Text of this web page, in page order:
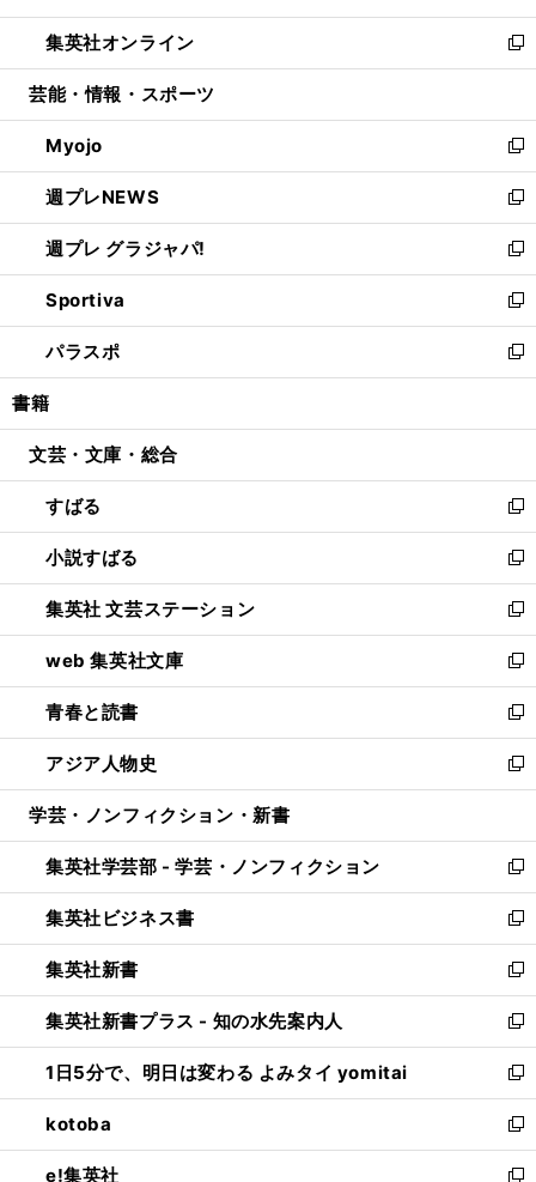
開
く
ウ
で
開
ン
ド
ウ
開
く
ウ
ィ
ン
ウ
で
開
く
し
い
ウ
ン
ド
ウ
で
開
く
集英社オンライン
新
し
ウ
ィ
ン
ド
ウ
で
開
く
芸能・情報・スポーツ
Myojo
新
し
い
ウ
ィ
ン
ド
ウ
で
開
週プレNEWS
新
し
い
ウ
ィ
ン
ド
ウ
開
週プレ グラジャパ!
新
し
い
ウ
ィ
ン
ウ
開
く
Sportiva
新
し
い
ウ
ン
ウ
で
開
く
パラスポ
新
し
ウ
ン
ド
ウ
で
開
く
書籍
文芸・文庫・総合
すばる
新
し
い
ウ
ィ
ン
ド
ウ
で
開
く
小説すばる
新
し
い
ウ
ィ
ン
ド
ウ
で
開
集英社 文芸ステーション
新
し
い
ウ
ィ
ン
ド
ウ
開
く
web 集英社文庫
新
し
い
ウ
ィ
ン
ウ
で
開
く
青春と読書
新
し
い
ウ
ン
ド
ウ
で
開
く
アジア人物史
新
し
ウ
ィ
ン
ド
ウ
で
開
く
学芸・ノンフィクション・新書
集英社学芸部 - 学芸・ノンフィクション
新
し
い
ウ
ィ
ン
ド
ウ
で
開
く
集英社ビジネス書
新
し
い
ウ
ィ
ン
ド
ウ
で
開
く
集英社新書
新
し
い
ウ
ィ
ン
ド
ウ
で
集英社新書プラス - 知の水先案内人
新
し
い
ウ
ィ
ン
ド
1日5分で、明日は変わる よみタイ yomitai
新
し
い
ウ
kotoba
新
し
e!集英社